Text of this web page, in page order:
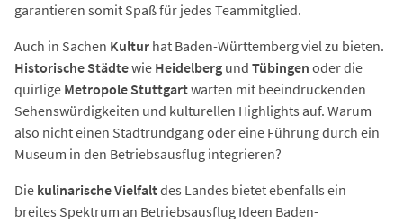
garantieren somit Spaß für jedes Teammitglied.
Auch in Sachen Kultur hat Baden-Württemberg viel zu bieten.
Historische Städtewie Heidelberg und Tübingen oder die
quirlige Metropole Stuttgartwarten mit beeindruckenden
Sehenswürdigkeiten und kulturellen Highlights auf. Warum
also nicht einen Stadtrundgang oder eine Führung durch ein
Museum in den Betriebsausflug integrieren?
Die kulinarische Vielfaltdes Landes bietet ebenfalls ein
breites Spektrum an Betriebsausflug Ideen Baden-